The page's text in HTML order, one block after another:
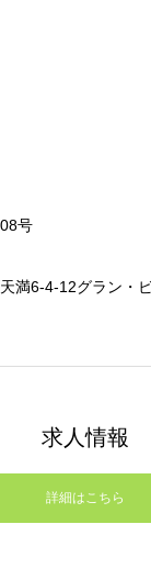
号
満6-4-12グラン・
求人情報
詳細はこちら